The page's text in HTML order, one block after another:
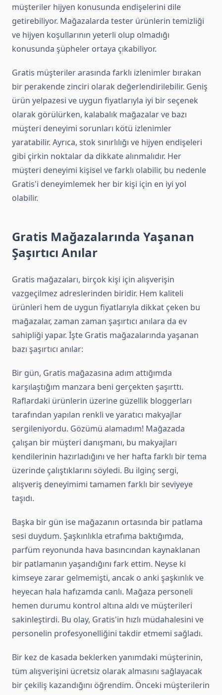
müşteriler hijyen konusunda endişelerini dile
getirebiliyor. Mağazalarda tester ürünlerin temizliği
ve hijyen koşullarının yeterli olup olmadığı
konusunda şüpheler ortaya çıkabiliyor.
Gratis müşteriler arasında farklı izlenimler bırakan
bir perakende zinciri olarak değerlendirilebilir. Geniş
ürün yelpazesi ve uygun fiyatlarıyla iyi bir seçenek
olarak görülürken, kalabalık mağazalar ve bazı
müşteri deneyimi sorunları kötü izlenimler
yaratabilir. Ayrıca, stok sınırlılığı ve hijyen endişeleri
gibi çirkin noktalar da dikkate alınmalıdır. Her
müşteri deneyimi kişisel ve farklı olabilir, bu nedenle
Gratis'i deneyimlemek her bir kişi için en iyi yol
olabilir.
Gratis Mağazalarında Yaşanan
Şaşırtıcı Anılar
Gratis mağazaları, birçok kişi için alışverişin
vazgeçilmez adreslerinden biridir. Hem kaliteli
ürünleri hem de uygun fiyatlarıyla dikkat çeken bu
mağazalar, zaman zaman şaşırtıcı anılara da ev
sahipliği yapar. İşte Gratis mağazalarında yaşanan
bazı şaşırtıcı anılar:
Bir gün, Gratis mağazasına adım attığımda
karşılaştığım manzara beni gerçekten şaşırttı.
Raflardaki ürünlerin üzerine güzellik bloggerları
tarafından yapılan renkli ve yaratıcı makyajlar
sergileniyordu. Gözümü alamadım! Mağazada
çalışan bir müşteri danışmanı, bu makyajları
kendilerinin hazırladığını ve her hafta farklı bir tema
üzerinde çalıştıklarını söyledi. Bu ilginç sergi,
alışveriş deneyimimi tamamen farklı bir seviyeye
taşıdı.
Başka bir gün ise mağazanın ortasında bir patlama
sesi duydum. Şaşkınlıkla etrafıma baktığımda,
parfüm reyonunda hava basıncından kaynaklanan
bir patlamanın yaşandığını fark ettim. Neyse ki
kimseye zarar gelmemişti, ancak o anki şaşkınlık ve
heyecan hala hafızamda canlı. Mağaza personeli
hemen durumu kontrol altına aldı ve müşterileri
sakinleştirdi. Bu olay, Gratis'in hızlı müdahalesini ve
personelin profesyonelliğini takdir etmemi sağladı.
Bir kez de kasada beklerken yanımdaki müşterinin,
tüm alışverişini ücretsiz olarak almasını sağlayacak
bir çekiliş kazandığını öğrendim. Önceki müşterilerin